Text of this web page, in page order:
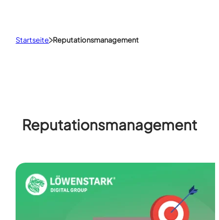
Startseite Reputationsmanagement
Reputationsmanagement